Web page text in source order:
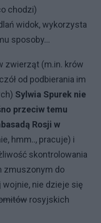
chodzi)
widok, wykorzysta
sposoby...
zwierząt (m.in. krów
od podbierania im
Sylwia Spurek nie
przeciw temu
Rosji w
hmm.., pracuje) i
skontrolowania
zmuszonym do
nie dzieje się
rosyjskich